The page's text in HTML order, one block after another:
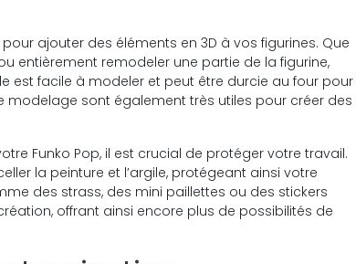
ajouter des éléments en 3D à vos figurines. Que
entièrement remodeler une partie de la figurine,
est facile à modeler et peut être durcie au four pour
modelage sont également très utiles pour créer des
Funko Pop, il est crucial de protéger votre travail.
la peinture et l’argile, protégeant ainsi votre
des strass, des mini paillettes ou des stickers
offrant ainsi encore plus de possibilités de